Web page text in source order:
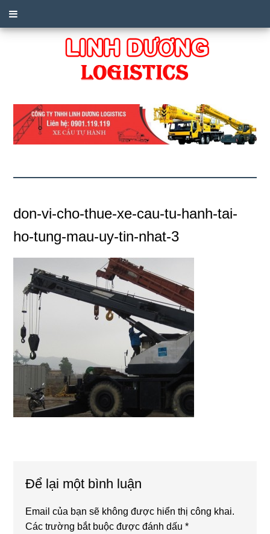
don-vi-cho-thue-xe-cau-tu-hanh-tai-
ho-tung-mau-uy-tin-nhat-3
Interactions
Để lại một bình luận
Email của bạn sẽ không được hiển thị công khai.
Các trường bắt buộc được đánh dấu*